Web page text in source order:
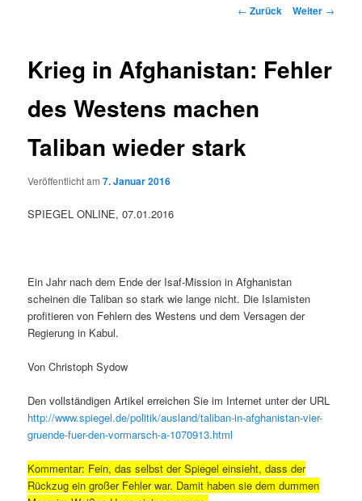
Beitragsnavigation
← Zurück Weiter →
Krieg in Afghanistan: Fehler
des Westens machen
Taliban wieder stark
Veröffentlicht am7. Januar 2016
SPIEGEL ONLINE, 07.01.2016
Ein Jahr nach dem Ende der Isaf-Mission in Afghanistan
scheinen die Taliban so stark wie lange nicht. Die Islamisten
profitieren von Fehlern des Westens und dem Versagen der
Regierung in Kabul.
Von Christoph Sydow
Den vollständigen Artikel erreichen Sie im Internet unter der URL
http://www.spiegel.de/politik/ausland/taliban-in-afghanistan-vier-
gruende-fuer-den-vormarsch-a-1070913.html
Kommentar: Fein, das selbst der Spiegel einsieht, dass der
Rückzug ein großer Fehler war. Damit haben sie dem dummen